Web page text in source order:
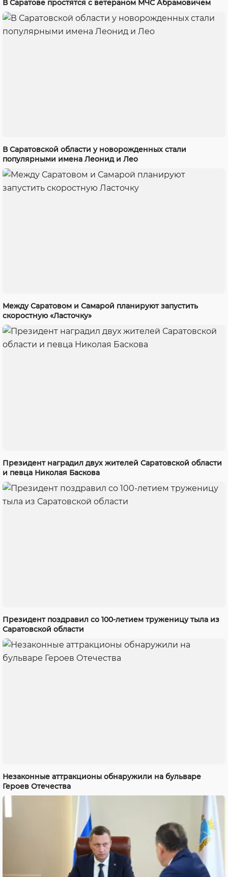
В Саратове простятся с ветераном МЧС Абрамовичем
В Саратовской области у новорожденных стали
популярными имена Леонид и Лео
Между Саратовом и Самарой планируют запустить
скоростную «Ласточку»
Президент наградил двух жителей Саратовской области
и певца Николая Баскова
Президент поздравил со 100-летием труженицу тыла из
Саратовской области
Незаконные аттракционы обнаружили на бульваре
Героев Отечества